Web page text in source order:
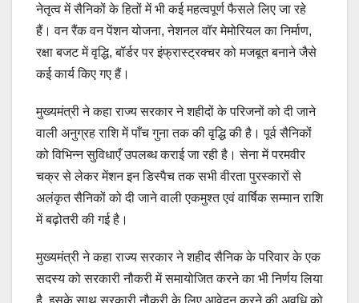
नेतृत्व में सैनिकों के हितों में भी कई महत्वपूर्ण फैसले लिए जा रहे
हैं। वन रैंक वन पेंशन योजना, नेशनल वॉर मेमोरियल का निर्माण,
रक्षा बजट में वृद्धि, बॉर्डर पर इंफ्रास्ट्रक्चर को मजबूत बनाने जैसे
कई कार्य किए गए हैं।
मुख्यमंत्री ने कहा राज्य सरकार ने शहीदों के परिजनों को दी जाने
वाली अनुग्रह राशि में पाँच गुना तक की वृद्धि की है। पूर्व सैनिकों
को विभिन्न सुविधाएँ उपलब्ध कराई जा रही है। सेना में परमवीर
चक्र से लेकर मेंशन इन डिस्पैच तक सभी वीरता पुरस्कारों से
अलंकृत सैनिकों को दी जाने वाली एकमुश्त एवं वार्षिक सम्मान राशि
में बढ़ोतरी की गई है।
मुख्यमंत्री ने कहा राज्य सरकार ने शहीद सैनिक के परिवार के एक
सदस्य को सरकारी नौकरी में समायोजित करने का भी निर्णय लिया